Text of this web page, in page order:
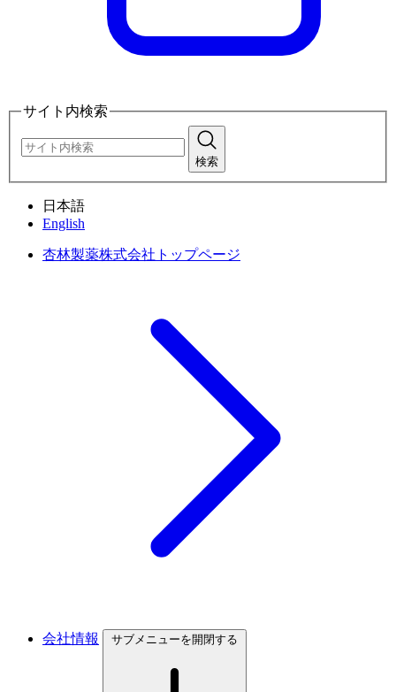
サイト内検索
検索
日本語
English
杏林製薬株式会社トップページ
会社情報 サブメニューを開閉する